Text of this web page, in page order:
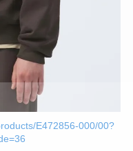
E472856-000/00?